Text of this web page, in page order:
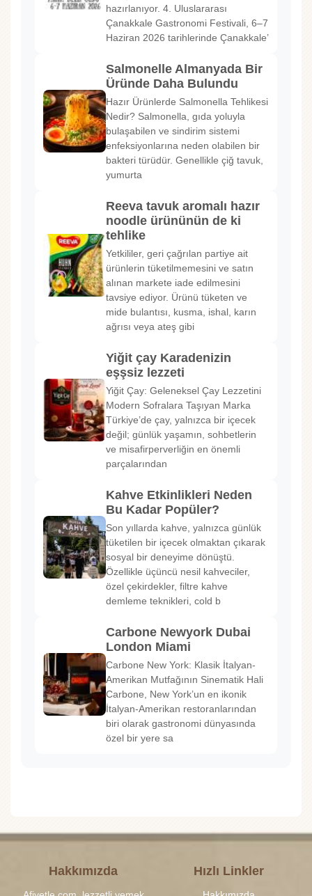
hazırlanıyor. 4. Uluslararası
Çanakkale Gastronomi Festivali, 6–7
Haziran 2026 tarihlerinde Çanakkale’
Salmonelle Almanyada Bir
Üründe Daha Bulundu
Hazır Ürünlerde Salmonella Tehlikesi
Nedir? Salmonella, gıda yoluyla
bulaşabilen ve sindirim sistemi
enfeksiyonlarına neden olabilen bir
bakteri türüdür. Genellikle çiğ tavuk,
yumurta
Reeva tavuk aromalı hazır
noodle ürününün de ki
tehlike
Yetkililer, geri çağrılan partiye ait
ürünlerin tüketilmemesini ve satın
alınan markete iade edilmesini
tavsiye ediyor. Ürünü tüketen ve
mide bulantısı, kusma, ishal, karın
ağrısı veya ateş gibi
Yiğit çay Karadenizin
eşşsiz lezzeti
Yiğit Çay: Geleneksel Çay Lezzetini
Modern Sofralara Taşıyan Marka
Türkiye’de çay, yalnızca bir içecek
değil; günlük yaşamın, sohbetlerin
ve misafirperverliğin en önemli
parçalarından
Kahve Etkinlikleri Neden
Bu Kadar Popüler?
Son yıllarda kahve, yalnızca günlük
tüketilen bir içecek olmaktan çıkarak
sosyal bir deneyime dönüştü.
Özellikle üçüncü nesil kahveciler,
özel çekirdekler, filtre kahve
demleme teknikleri, cold b
Carbone Newyork Dubai
London Miami
Carbone New York: Klasik İtalyan-
Amerikan Mutfağının Sinematik Hali
Carbone, New York’un en ikonik
İtalyan-Amerikan restoranlarından
biri olarak gastronomi dünyasında
özel bir yere sa
Hakkımızda Hızlı Linkler